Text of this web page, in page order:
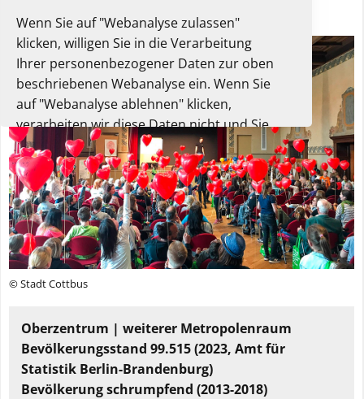
Wenn Sie auf "Webanalyse zulassen"
klicken, willigen Sie in die Verarbeitung
Ihrer personenbezogener Daten zur oben
beschriebenen Webanalyse ein. Wenn Sie
auf "Webanalyse ablehnen" klicken,
verarbeiten wir diese Daten nicht und Sie
können die Website trotzdem nutzen.
Sie können Ihre Einwilligung jederzeit in
diesem Einwilligungsbanner oder der
Datenschutzerklärung widerrufen. Dort
finden Sie auch weitere Informationen zur
Webanalyse.
Unsere Datenschutzerklärung.
zulassen
© Stadt Cottbus
Oberzentrum | weiterer Metropolenraum
Bevölkerungsstand 99.515 (2023, Amt für
Statistik Berlin-Brandenburg)
Bevölkerung schrumpfend (2013-2018)